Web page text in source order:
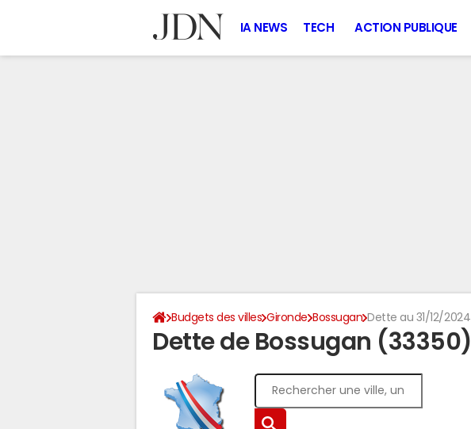
IA NEWS TECH ACTION PUBLIQUE
Budgets des villes Gironde Bossugan Dette au 31/12/2024
Dette de Bossugan (33350)